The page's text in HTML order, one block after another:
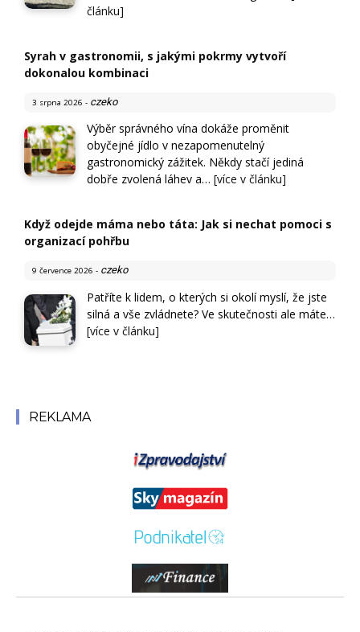
článku]
Syrah v gastronomii, s jakými pokrmy vytvoří
dokonalou kombinaci
3 srpna 2026 - czeko
Výběr správného vína dokáže proměnit
obyčejné jídlo v nezapomenutelný
gastronomický zážitek. Někdy stačí jediná
dobře zvolená láhev a… [více v článku]
Když odejde máma nebo táta: Jak si nechat pomoci s
organizací pohřbu
9 července 2026 - czeko
Patříte k lidem, o kterých si okolí myslí, že jste
silná a vše zvládnete? Ve skutečnosti ale máte…
[více v článku]
REKLAMA